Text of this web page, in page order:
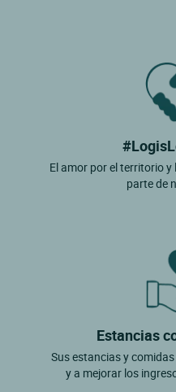
El amor por el territorio
parte de
Estancias
Sus estancias y
y a mejorar los